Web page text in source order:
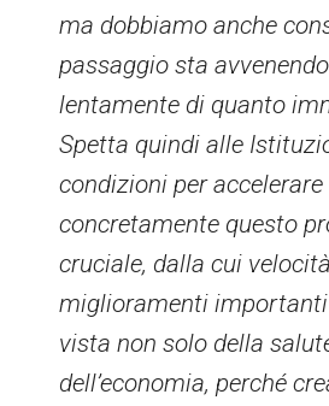
ma dobbiamo anche
passaggio sta
lentamente di quanto
Spetta quindi alle
condizioni per accelerare
concretamente questo
cruciale, dalla cui
miglioramenti
vista non solo della
dell’economia, perché